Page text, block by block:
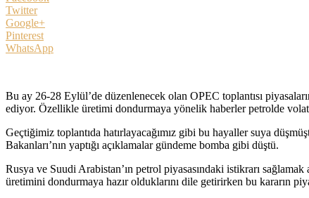
Twitter
Google+
Pinterest
WhatsApp
Bu ay 26-28 Eylül’de düzenlenecek olan OPEC toplantısı
ediyor. Özellikle üretimi dondurmaya yönelik haberler petrolde
Geçtiğimiz toplantıda hatırlayacağımız gibi bu hayaller suya
Bakanları’nın yaptığı açıklamalar gündeme bomba gibi düştü.
Rusya ve Suudi Arabistan’ın petrol piyasasındaki istikrarı
üretimini dondurmaya hazır olduklarını dile getirirken bu kararın